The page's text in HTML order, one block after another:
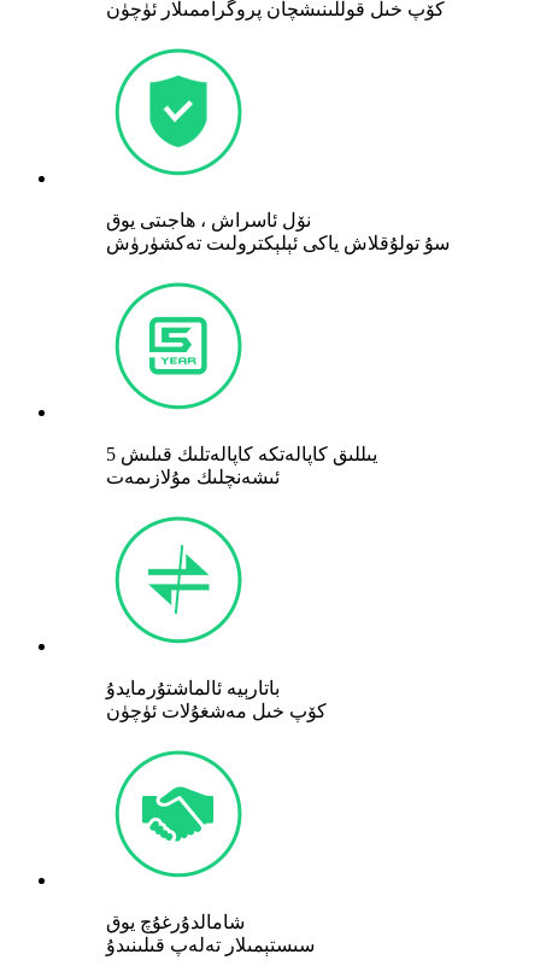
كۆپ خىل قوللىنىشچان پروگراممىلار ئۈچۈن
نۆل ئاسراش ، ھاجىتى يوق
سۇ تولۇقلاش ياكى ئېلېكترولىت تەكشۈرۈش
5 يىللىق كاپالەتكە كاپالەتلىك قىلىش
ئىشەنچلىك مۇلازىمەت
باتارېيە ئالماشتۇرمايدۇ
كۆپ خىل مەشغۇلات ئۈچۈن
شامالدۇرغۇچ يوق
سىستېمىلار تەلەپ قىلىنىدۇ